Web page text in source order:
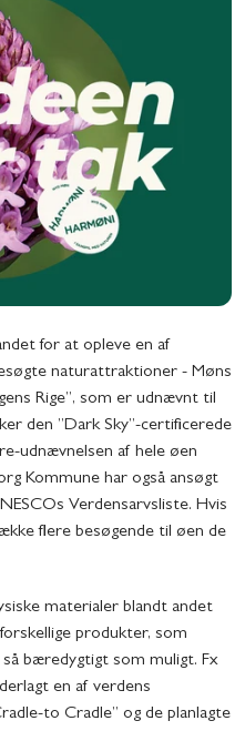
for at opleve en af
naturattraktioner - Møns
Rige”, som er udnævnt til
den ”Dark Sky”-certificerede
udnævnelsen af hele øen
Kommune har også ansøgt
Verdensarvsliste. Hvis
flere besøgende til øen de
materialer blandt andet
produkter, som
bæredygtigt som muligt. Fx
en af verdens
to Cradle” og de planlagte